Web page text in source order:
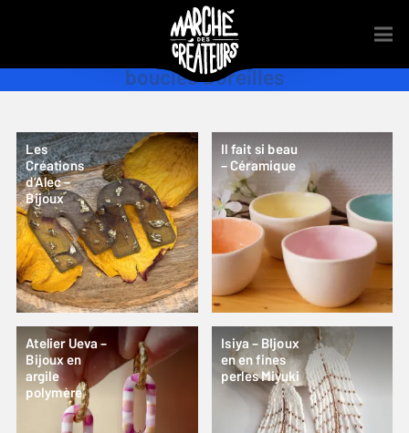
boucles d’oreilles
Les
Créations
d’Alec –
Bijoux
Il fait si beau
– Céramique
Atelier Ueva –
Bijoux en
argile
polymère
Isiya – BIjoux
en en fines
perles Miyuki